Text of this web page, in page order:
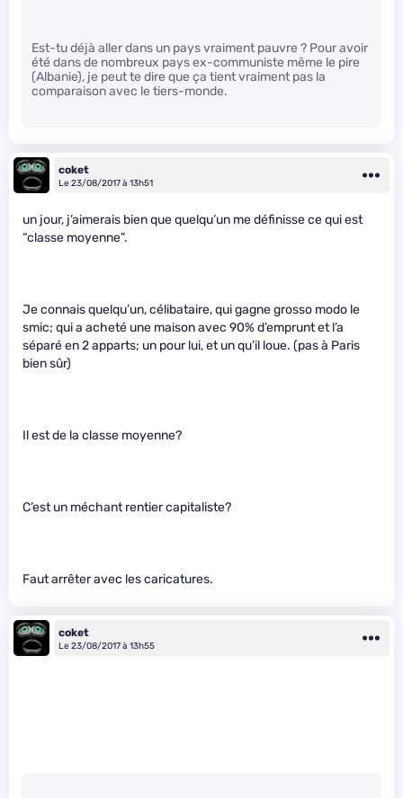
Est-tu déjà aller dans un pays vraiment pauvre ? Pour avoir
été dans de nombreux pays ex-communiste même le pire
(Albanie), je peut te dire que ça tient vraiment pas la
comparaison avec le tiers-monde.
coket
Le 23/08/2017 à 13h51
un jour, j’aimerais bien que quelqu’un me définisse ce qui est
“classe moyenne”.
Je connais quelqu’un, célibataire, qui gagne grosso modo le
smic; qui a acheté une maison avec 90% d’emprunt et l’a
séparé en 2 apparts; un pour lui, et un qu’il loue. (pas à Paris
bien sûr)
Il est de la classe moyenne?
C’est un méchant rentier capitaliste?
Faut arrêter avec les caricatures.
coket
Le 23/08/2017 à 13h55